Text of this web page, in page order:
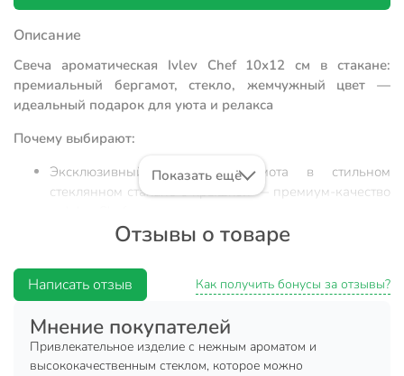
Описание
Свеча ароматическая Ivlev Chef 10х12 см в стакане:
премиальный бергамот, стекло, жемчужный цвет —
идеальный подарок для уюта и релакса
Почему выбирают:
Эксклюзивный аромат бергамота в стильном
стеклянном стакане с крышкой — премиум-качество
Оптимальный размер (10×12 см), хлопковый фитиль,
Универсальное решение: для дома, дачи,
праздничного декора или подарка на Новый год,
День Рождения, 8 Марта
Ароматическая свеча Ivlev Chef — это не просто декор, а
Показать ещё
Отзывы о товаре
Написать отзыв Как получить бонусы за отзывы?
Мнение покупателей
Привлекательное изделие с нежным ароматом и
высококачественным стеклом, которое можно